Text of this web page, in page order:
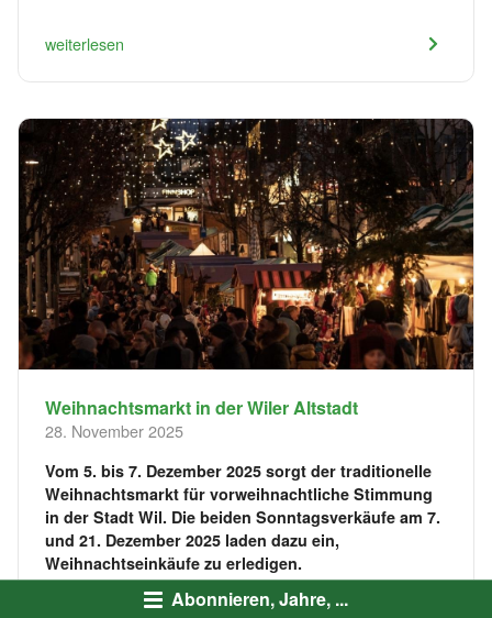
Abonnieren, Jahre, ...
weiterlesen
Weihnachtsmarkt in der Wiler Altstadt
28. November 2025
Vom 5. bis 7. Dezember 2025 sorgt der traditionelle
Weihnachtsmarkt für vorweihnachtliche Stimmung
in der Stadt Wil. Die beiden Sonntagsverkäufe am 7.
und 21. Dezember 2025 laden dazu ein,
Weihnachtseinkäufe zu erledigen.